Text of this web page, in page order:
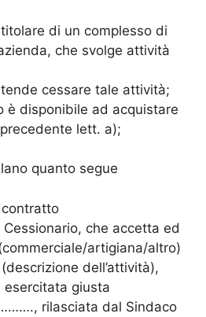
di un complesso di
che svolge attività
cessare tale attività;
è disponibile ad acquistare
lett. a);
quanto segue
che accetta ed
artigiana/altro)
dell’attività),
giusta
rilasciata dal Sindaco